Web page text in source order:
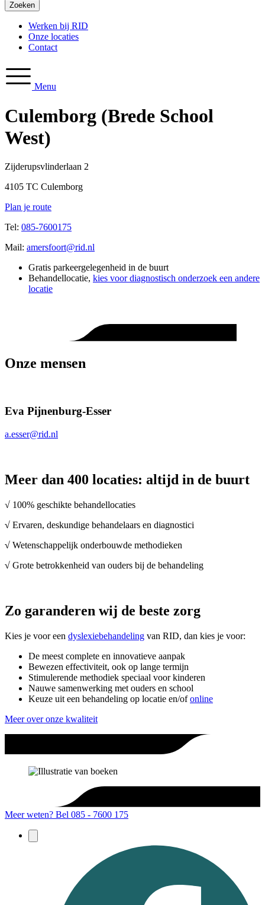
Zoeken
Werken bij RID
Onze locaties
Contact
Menu
Culemborg (Brede School
West)
Zijderupsvlinderlaan 2
4105 TC Culemborg
Plan je route
Tel: 085-7600175
Mail: amersfoort@rid.nl
Gratis parkeergelegenheid in de buurt
Behandellocatie, kies voor diagnostisch onderzoek een andere
locatie
Onze mensen
Eva Pijnenburg-Esser
a.esser@rid.nl
Meer dan 400 locaties: altijd in de buurt
√ 100% geschikte behandellocaties
√ Ervaren, deskundige behandelaars en diagnostici
√ Wetenschappelijk onderbouwde methodieken
√ Grote betrokkenheid van ouders bij de behandeling
Zo garanderen wij de beste zorg
Kies je voor een dyslexiebehandeling van RID, dan kies je voor:
De meest complete en innovatieve aanpak
Bewezen effectiviteit, ook op lange termijn
Stimulerende methodiek speciaal voor kinderen
Nauwe samenwerking met ouders en school
Keuze uit een behandeling op locatie en/ofonline
Meer over onze kwaliteit
Meer weten? Bel 085 - 7600 175